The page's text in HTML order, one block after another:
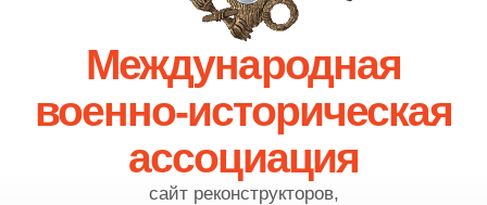
Международная
военно-историческая
ассоциация
сайт реконструкторов,